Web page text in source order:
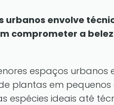
urbanos envolve
comprometer a
espaços urbanos
plantas em
espécies ideais até